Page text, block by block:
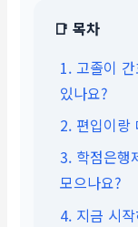
📑 목차
1. 고졸이
있나요?
2. 편입이랑
3. 학점은행
모으나요?
4. 지금 시